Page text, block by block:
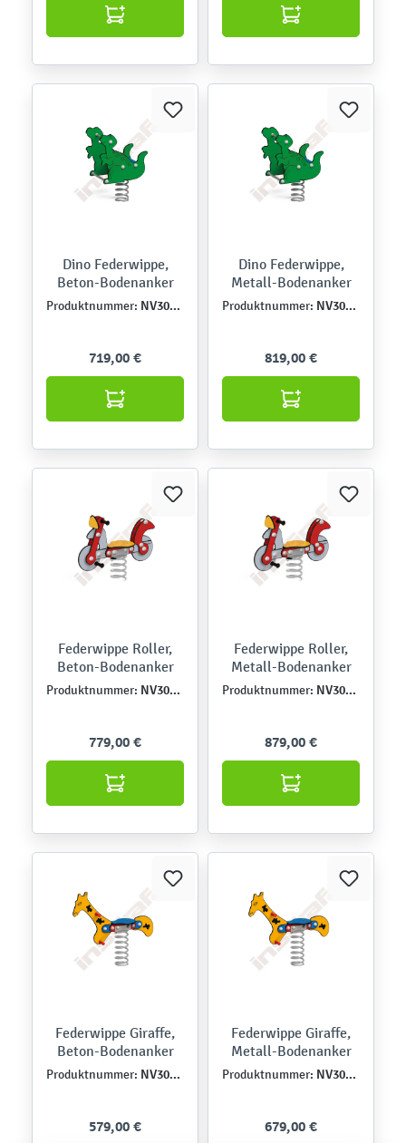
Dino Federwippe,
Beton-Bodenanker
Produktnummer: NV3040EPZ
719,00 €
Dino Federwippe,
Metall-Bodenanker
Produktnummer: NV3040EPZK
819,00 €
Federwippe Roller,
Beton-Bodenanker
Produktnummer: NV3004EPZ
779,00 €
Federwippe Roller,
Metall-Bodenanker
Produktnummer: NV3004EPZK
879,00 €
Federwippe Giraffe,
Beton-Bodenanker
Produktnummer: NV3003EPZ
579,00 €
Federwippe Giraffe,
Metall-Bodenanker
Produktnummer: NV3003EPZK
679,00 €